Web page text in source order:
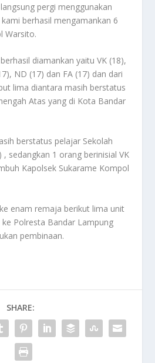
pergi menggunakan
berhasil mengamankan 6
Warsito.
diamankan yaitu VK (18),
ND (17) dan FA (17) dan dari
lima diantara masih berstatus
Atas yang di Kota Bandar
berstatus pelajar Sekolah
, sedangkan 1 orang berinisial VK
Kapolsek Sukarame Kompol
enam remaja berikut lima unit
Polresta Bandar Lampung
pembinaan.
SHARE: